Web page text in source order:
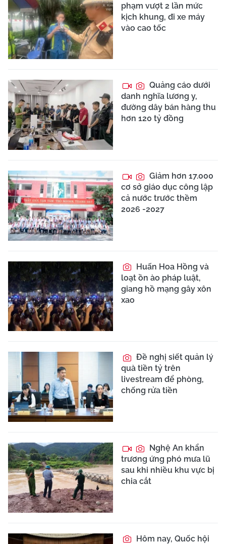
phạm vượt 2 lần mức
kịch khung, đi xe máy
vào cao tốc
Quảng cáo dưới
danh nghĩa lương y,
đường dây bán hàng thu
hơn 120 tỷ đồng
Giảm hơn 17.000
cơ sở giáo dục công lập
cả nước trước thềm
2026 -2027
Huấn Hoa Hồng và
loạt ồn ào pháp luật,
giang hồ mạng gây xôn
xao
Đề nghị siết quản lý
quà tiền tỷ trên
livestream để phòng,
chống rửa tiền
Nghệ An khẩn
trương ứng phó mưa lũ
sau khi nhiều khu vực bị
chia cắt
Hôm nay, Quốc hội